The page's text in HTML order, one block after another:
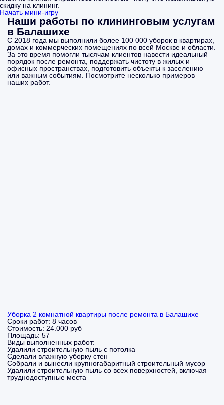
скидку на клининг.
Начать мини-игру
Наши работы по клининговым услугам
в Балашихе
С 2018 года мы выполнили более 100 000 уборок в квартирах,
домах и коммерческих помещениях по всей Москве и области.
За это время помогли тысячам клиентов навести идеальный
порядок после ремонта, поддержать чистоту в жилых и
офисных пространствах, подготовить объекты к заселению
или важным событиям. Посмотрите несколько примеров
наших работ.
Уборка 2 комнатной квартиры после ремонта в Балашихе
Сроки работ: 8 часов
Стоимость: 24.000 руб
Площадь: 57
Виды выполненных работ:
Удалили строительную пыль с потолка
Сделали влажную уборку стен
Собрали и вынесли крупногабаритный строительный мусор
Удалили строительную пыль со всех поверхностей, включая
труднодоступные места